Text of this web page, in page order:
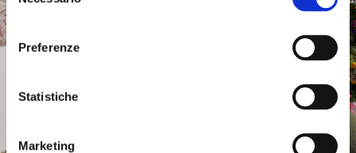
consenso
Preferenze
Statistiche
Marketing
microfibre pumps red microfibre pumps black